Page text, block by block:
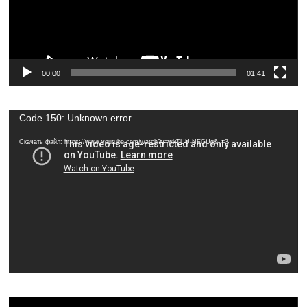
00:00 01:41
Видеоплеер
Code 150: Unknown error.
Скачать файл: https://www.youtube.com/watch?v=wkTUU-NEGUg&_=3